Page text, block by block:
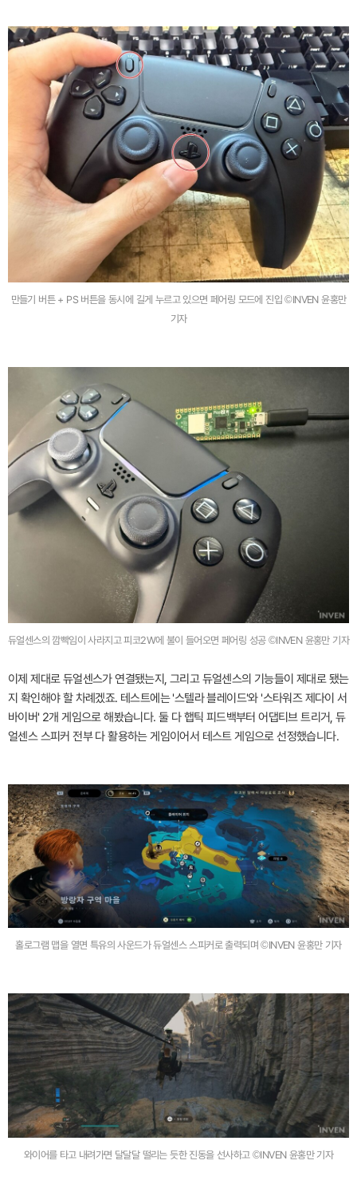
만들기 버튼 + PS 버튼을 동시에 길게 누르고 있으면 페어링 모드에 진입 ©INVEN 윤홍만
기자
듀얼센스의 깜빡임이 사라지고 피코2W에 불이 들어오면 페어링 성공 ©INVEN 윤홍만 기자
이제 제대로 듀얼센스가 연결됐는지, 그리고 듀얼센스의 기능들이 제대로 됐는
지 확인해야 할 차례겠죠. 테스트에는 '스텔라 블레이드'와 '스타워즈 제다이 서
바이버' 2개 게임으로 해봤습니다. 둘 다 햅틱 피드백부터 어댑티브 트리거, 듀
얼센스 스피커 전부 다 활용하는 게임이어서 테스트 게임으로 선정했습니다.
홀로그램 맵을 열면 특유의 사운드가 듀얼센스 스피커로 출력되며 ©INVEN 윤홍만 기자
와이어를 타고 내려가면 달달달 떨리는 듯한 진동을 선사하고 ©INVEN 윤홍만 기자